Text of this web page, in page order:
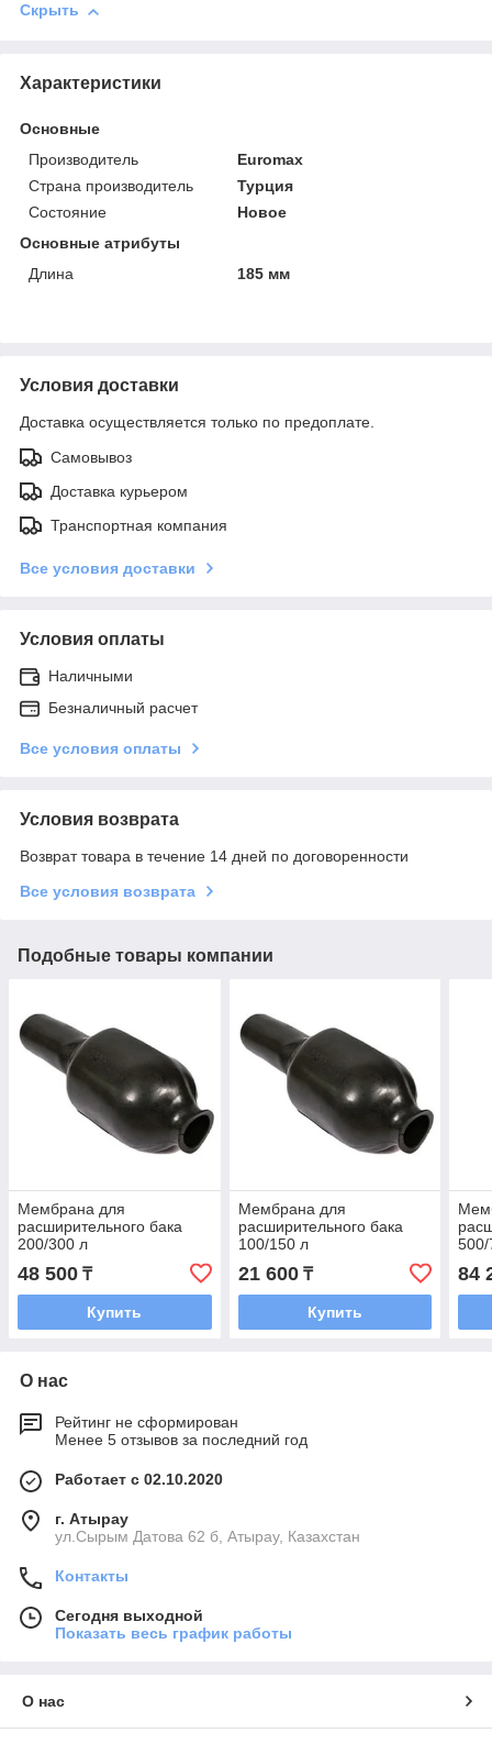
Скрыть
Характеристики
Основные
Производитель
Euromax
Страна производитель
Турция
Состояние
Новое
Основные атрибуты
Длина
185 мм
Условия доставки
Доставка осуществляется только по предоплате.
Самовывоз
Доставка курьером
Транспортная компания
Все условия доставки
Условия оплаты
Наличными
Безналичный расчет
Все условия оплаты
Условия возврата
Возврат товара в течение 14 дней по договоренности
Все условия возврата
Подобные товары компании
Мембрана для
расширительного бака
200/300 л
48 500 ₸
Купить
Мембрана для
расширительного бака
100/150 л
21 600₸
Купить
84
О нас
Рейтинг не сформирован
Менее 5 отзывов за последний год
Работает с 02.10.2020
г. Атырау
ул.Сырым Датова 62 б, Атырау, Казахстан
Контакты
Сегодня выходной
Показать весь график работы
О нас